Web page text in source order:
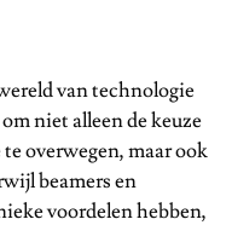
van technologie
niet alleen de keuze
overwegen, maar ook
beamers en
voordelen hebben,